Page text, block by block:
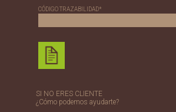
CÓDIGO TRAZABILIDAD*
SI NO ERES CLIENTE
¿Cómo podemos ayudarte?